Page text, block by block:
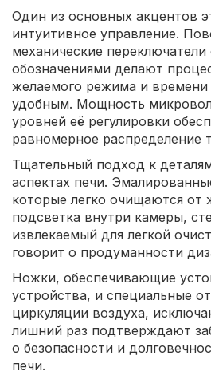
Один из основных акцентов
интуитивное управление.
механические
обозначениями делают
желаемого режима и
удобным. Мощность
уровней её регулировки
равномерное распределение
Тщательный подход к
аспектах печи.
которые легко очищаются от
подсветка внутри камеры,
извлекаемый для легкой
говорит о продуманности
Ножки, обеспечивающие
устройства, и специальные
циркуляции воздуха,
лишний раз подтверждают
о безопасности и
печи.